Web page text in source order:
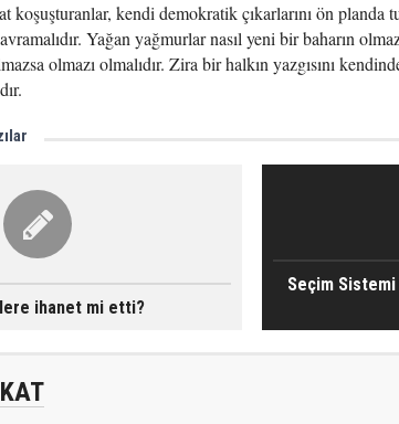
koşuşturanlar, kendi demokratik çıkarlarını ön
Yağan yağmurlar nasıl yeni bir baharın
olmazı olmalıdır. Zira bir halkın yazgısını
ihanet mi etti?
Seçim Sistemi